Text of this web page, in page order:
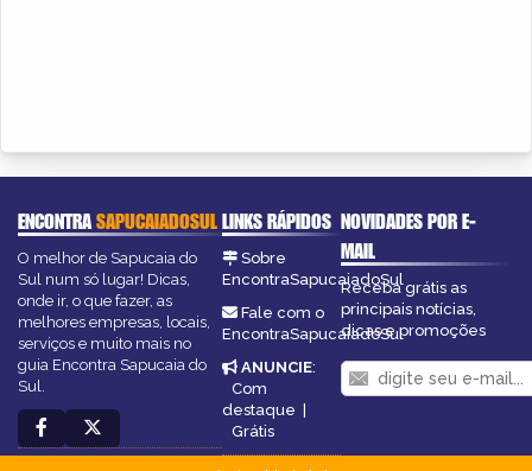
ENCONTRASAPUCAIADOSUL
O melhor de Sapucaia do
Sul num só lugar! Dicas,
onde ir, o que fazer, as
melhores empresas, locais,
serviços e muito mais no
guia Encontra Sapucaia do
Sul.
LINKS RÁPIDOS
Sobre
EncontraSapucaiadoSul
Fale com o
EncontraSapucaiadoSul
ANUNCIE:
Com
destaque |
Grátis
NOVIDADES POR E-
MAIL
Receba grátis as
principais notícias,
dicas e promoções